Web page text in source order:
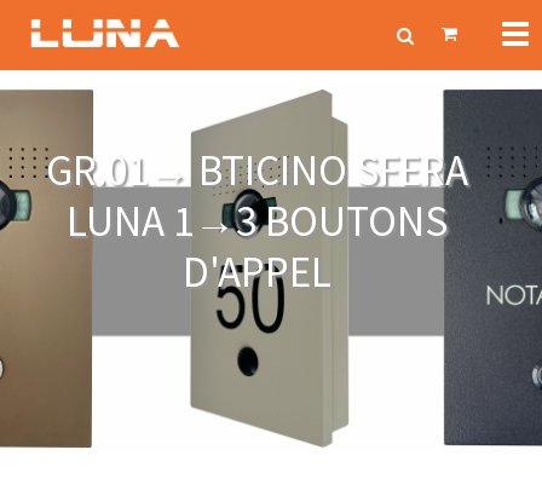
GR.01→ BTICINO SFERA
LUNA 1→3 BOUTONS
D'APPEL